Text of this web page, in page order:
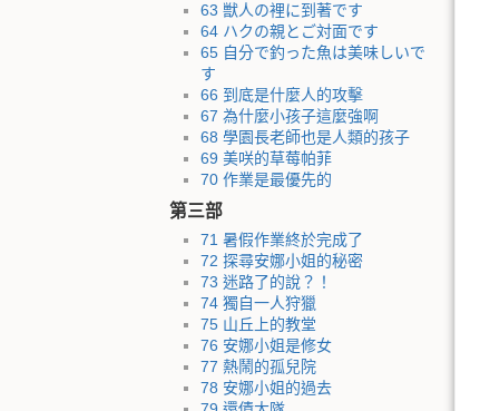
63 獣人の裡に到著です
64 ハクの親とご対面です
65 自分で釣った魚は美味しいで
す
66 到底是什麼人的攻擊
67 為什麼小孩子這麼強啊
68 學園長老師也是人類的孩子
69 美咲的草莓帕菲
70 作業是最優先的
第三部
71 暑假作業終於完成了
72 探尋安娜小姐的秘密
73 迷路了的說？！
74 獨自一人狩獵
75 山丘上的教堂
76 安娜小姐是修女
77 熱鬧的孤兒院
78 安娜小姐的過去